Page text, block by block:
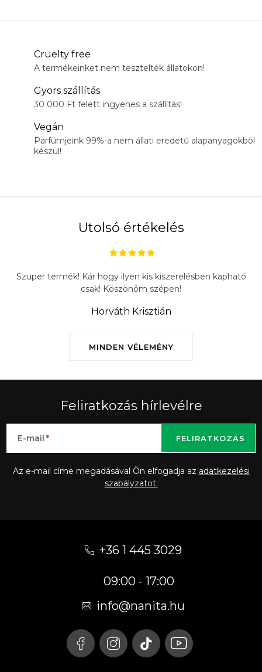
Cruelty free
A termékeinket nem tesztelték állatokon!
Gyors szállítás
30 000 Ft felett ingyenes a szállítás!
Vegán
Parfümjeink 99%-a nem állati eredetű alapanyagokból
készül!
Utolsó értékelés
MINDEN VÉLEMÉNY
Szuper termék! Kár hogy ilyen kis kiszerelésben kapható
csak! Köszönöm szépen!
Horváth Krisztián
Feliratkozás hírlevélre
E-mail
Az e-mail címe megadásával Ön elfogadja az adatkezelési
szabályzatot.
FELIRATKOZÁS
+36 1 445 3029
09:00 - 17:00
info@nanita.hu